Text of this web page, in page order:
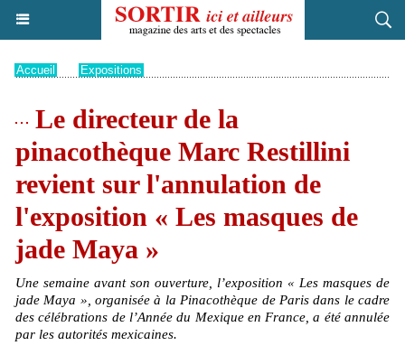
Accueil Expositions
Le directeur de la
pinacothèque Marc Restillini
revient sur l'annulation de
l'exposition « Les masques de
jade Maya »
Une semaine avant son ouverture, l’exposition « Les masques de
jade Maya », organisée à la Pinacothèque de Paris dans le cadre
des célébrations de l’Année du Mexique en France, a été annulée
par les autorités mexicaines.